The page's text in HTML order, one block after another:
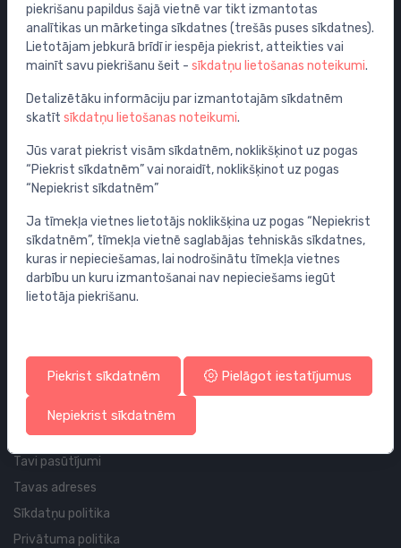
Kategorijas
Izpārdošana
Maisītāji
Izlietnes
Tualetes podi
Vannas
Dušas
Vannas istabas piederumi
Mēbeles
Rāmji un skalošanas sistēmas
Sifoni
Cauruļvadi un Veidgabali
Profila un piegādes informācija
Tavs konts
Tavi pasūtījumi
Tavas adreses
Sīkdatņu politika
Privātuma politika
piekrišanu papildus šajā vietnē var tikt izmantotas
analītikas un mārketinga sīkdatnes (trešās puses sīkdatnes).
Lietotājam jebkurā brīdī ir iespēja piekrist, atteikties vai
mainīt savu piekrišanu šeit - sīkdatņu lietošanas noteikumi.
Detalizētāku informāciju par izmantotajām sīkdatnēm
skatīt sīkdatņu lietošanas noteikumi.
Jūs varat piekrist visām sīkdatnēm, noklikšķinot uz pogas
“Piekrist sīkdatnēm” vai noraidīt, noklikšķinot uz pogas
“Nepiekrist sīkdatnēm”
Ja tīmekļa vietnes lietotājs noklikšķina uz pogas “Nepiekrist
sīkdatnēm”, tīmekļa vietnē saglabājas tehniskās sīkdatnes,
kuras ir nepieciešamas, lai nodrošinātu tīmekļa vietnes
darbību un kuru izmantošanai nav nepieciešams iegūt
lietotāja piekrišanu.
Piekrist sīkdatnēm Pielāgot iestatījumus
Nepiekrist sīkdatnēm